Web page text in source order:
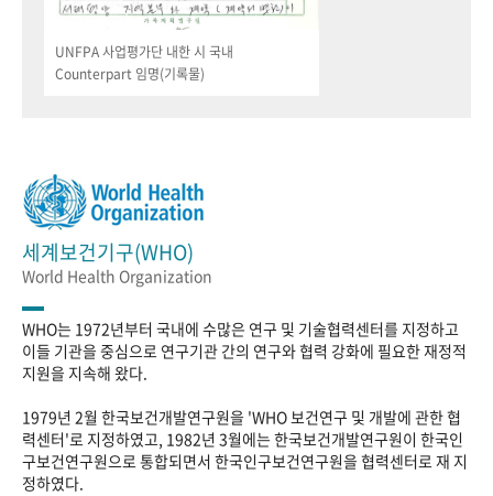
UNFPA 사업평가단 내한 시 국내
Counterpart 임명(기록물)
세계보건기구(WHO)
World Health Organization
WHO는 1972년부터 국내에 수많은 연구 및 기술협력센터를 지정하고
이들 기관을 중심으로 연구기관 간의 연구와 협력 강화에 필요한 재정적
지원을 지속해 왔다.
1979년 2월 한국보건개발연구원을 'WHO 보건연구 및 개발에 관한 협
력센터'로 지정하였고, 1982년 3월에는 한국보건개발연구원이 한국인
구보건연구원으로 통합되면서 한국인구보건연구원을 협력센터로 재 지
정하였다.